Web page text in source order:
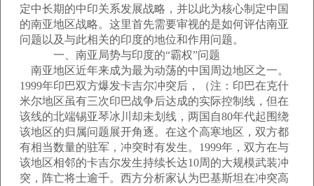
定中长期的中印关系发展战略，并以此为核心制定中国
的南亚地区战略。这里首先需要审视的是如何评估南亚
问题以及与此相关的印度的地位和作用问题。
一、南亚局势与印度的“霸权”问题
南亚地区近年来成为最为动荡的中国周边地区之一。
1999年印巴双方爆发卡吉尔冲突后，（注：印巴在克什
米尔地区虽有三次印巴战争后达成的实际控制线，但在
该线的北端锡亚琴冰川却未划线，两国自80年代起围绕
该地区的归属问题展开角逐。在这个高寒地区，双方都
有相当数量的驻军，冲突时有发生。1999年，双方在与
该地区相邻的卡吉尔发生持续长达10周的大规模武装冲
突，阵亡将士逾千。西方分析家认为巴基斯坦在冲突高